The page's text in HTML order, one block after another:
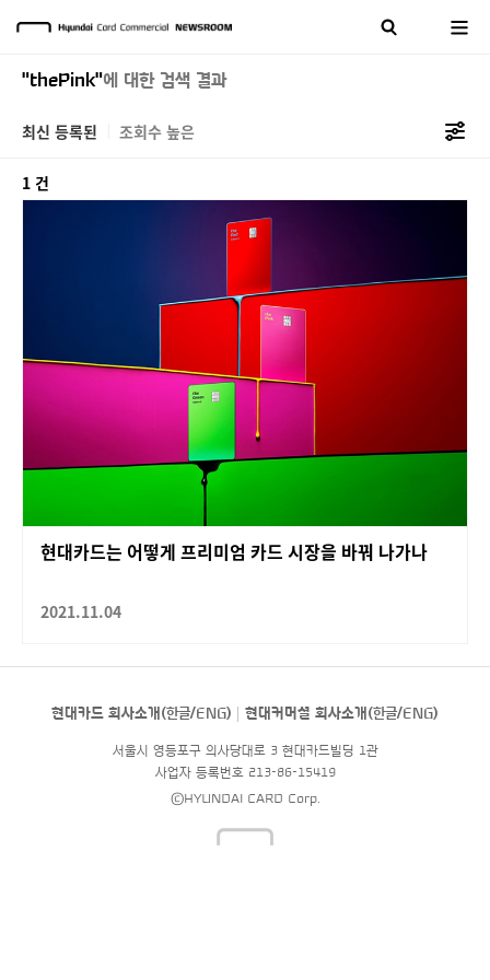
"thePink"에 대한 검색 결과
최신 등록된 조회수 높은
1 건
현대카드는 어떻게 프리미엄 카드 시장을 바꿔 나가나
2021.11.04
현대카드 회사소개(한글/ENG) 현대커머셜 회사소개(한글/ENG)
서울시 영등포구 의사당대로 3 현대카드빌딩 1관
사업자 등록번호 213-86-15419
©HYUNDAI CARD Corp.